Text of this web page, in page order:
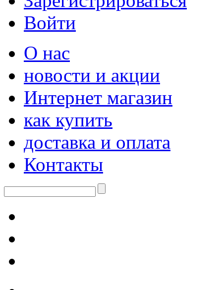
Войти
О нас
новости и акции
Интернет магазин
как купить
доставка и оплата
Контакты